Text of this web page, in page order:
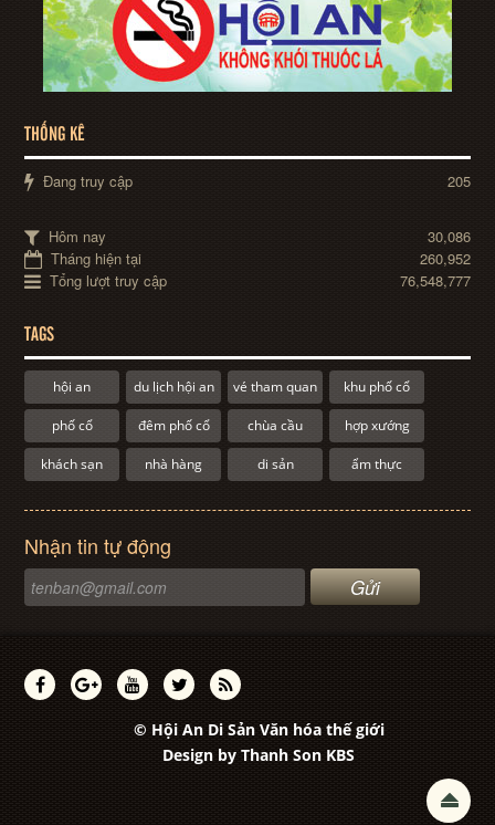
THỐNG KÊ
Đang truy cập 205
Hôm nay
30,086
Tháng hiện tại
260,952
Tổng lượt truy cập
76,548,777
TAGS
hội an du lịch hội an vé tham quan khu phố cổ
phố cổ đêm phố cổ chùa cầu hợp xướng
khách sạn nhà hàng di sản ẩm thực
Nhận tin tự động
© Hội An Di Sản Văn hóa thế giới
Design by Thanh Son KBS